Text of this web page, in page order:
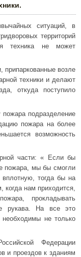
ситуаций, в
территорий
техника не может
припаркованные возле
техники и делают
откуда поступило
подразделение
пожара на более
возможность
части: « Если бы
пожара, мы бы смогли
вплотную, тогда бы на
нам приходится,
прокладывать
рукава. На все это
необходимы не только
Федерации
и проездов к зданиям